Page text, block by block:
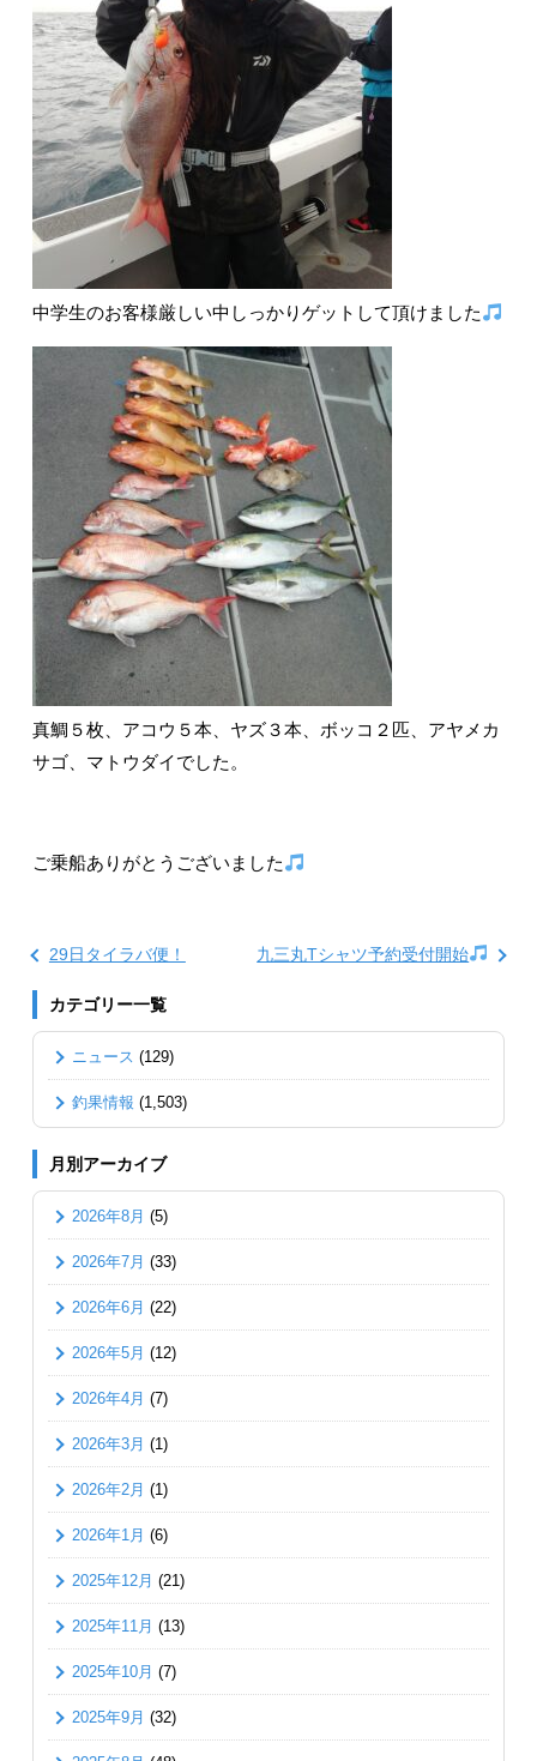
中学生のお客様厳しい中しっかりゲットして頂けました
真鯛５枚、アコウ５本、ヤズ３本、ボッコ２匹、アヤメカ
サゴ、マトウダイでした。
ご乗船ありがとうございました
29日タイラバ便！ 九三丸Tシャツ予約受付開始
カテゴリー一覧
ニュース (129)
釣果情報 (1,503)
月別アーカイブ
2026年8月 (5)
2026年7月 (33)
2026年6月 (22)
2026年5月 (12)
2026年4月 (7)
2026年3月 (1)
2026年2月 (1)
2026年1月 (6)
2025年12月 (21)
2025年11月 (13)
2025年10月 (7)
2025年9月 (32)